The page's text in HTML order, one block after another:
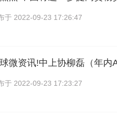
于 2022-09-23 17:26:47
微资讯!中上协柳磊（年内
于 2022-09-23 17:23:27